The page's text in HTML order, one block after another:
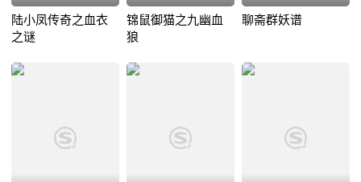
陆小凤传奇之血衣
之谜
锦鼠御猫之九幽血
狼
聊斋群妖谱